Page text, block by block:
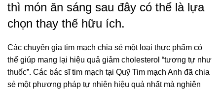
thì món ăn sáng sau đây có thể là lựa
chọn thay thế hữu ích.
Các chuyên gia tim mạch chia sẻ một loại thực phẩm có
thể giúp mang lại hiệu quả giảm cholesterol “tương tự như
thuốc”. Các bác sĩ tim mạch tại Quỹ Tim mạch Anh đã chia
sẻ một phương pháp tự nhiên hiệu quả nhất mà nghiên